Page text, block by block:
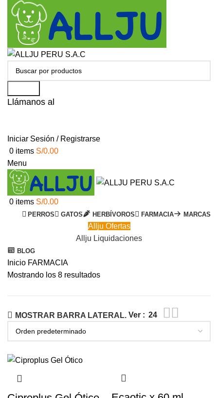
Llámanos al
Iniciar Sesión / Registrarse
0 items S/0.00
Menu
0 items S/0.00
PERROS GATOS HERBÍVOROS FARMACIA MARCAS
Allju Ofertas
Allju Liquidaciones
BLOG
Inicio FARMACIA
Mostrando los 8 resultados
MOSTRAR BARRA LATERAL. Ver 24